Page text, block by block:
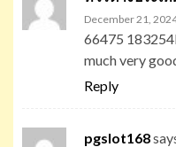
December 21,
66475
much very
Reply
pgslot168